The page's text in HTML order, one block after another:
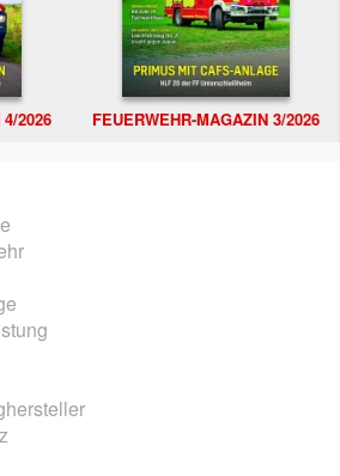
2026 FEUERWEHR-MAGAZIN 3/2026